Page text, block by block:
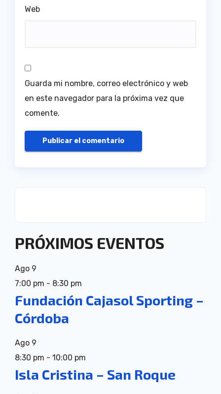
Web
Guarda mi nombre, correo electrónico y web
en este navegador para la próxima vez que
comente.
PRÓXIMOS EVENTOS
Ago 9
7:00 pm - 8:30 pm
Fundación Cajasol Sporting –
Córdoba
Ago 9
8:30 pm - 10:00 pm
Isla Cristina – San Roque